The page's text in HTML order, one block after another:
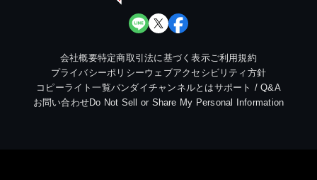
会社概要特定商取引法に基づく表示ご利用規約
プライバシーポリシーウェブアクセシビリティ方針
コピーライト一覧バンダイチャンネルとはサポート / Q&A
お問い合わせDo Not Sell or Share My Personal Information